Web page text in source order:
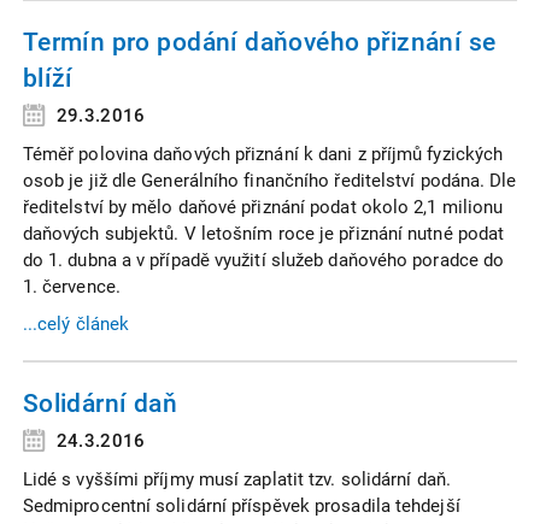
Termín pro podání daňového přiznání se
blíží
29.3.2016
Téměř polovina daňových přiznání k dani z příjmů fyzických
osob je již dle Generálního finančního ředitelství podána. Dle
ředitelství by mělo daňové přiznání podat okolo 2,1 milionu
daňových subjektů. V letošním roce je přiznání nutné podat
do 1. dubna a v případě využití služeb daňového poradce do
1. července.
...celý článek
Solidární daň
24.3.2016
Lidé s vyššími příjmy musí zaplatit tzv. solidární daň.
Sedmiprocentní solidární příspěvek prosadila tehdejší